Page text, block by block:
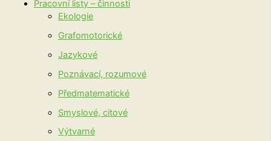
Pracovní listy – činnosti
Ekologie
Grafomotorické
Jazykové
Poznávací, rozumové
Předmatematické
Smyslové, citové
Výtvarné